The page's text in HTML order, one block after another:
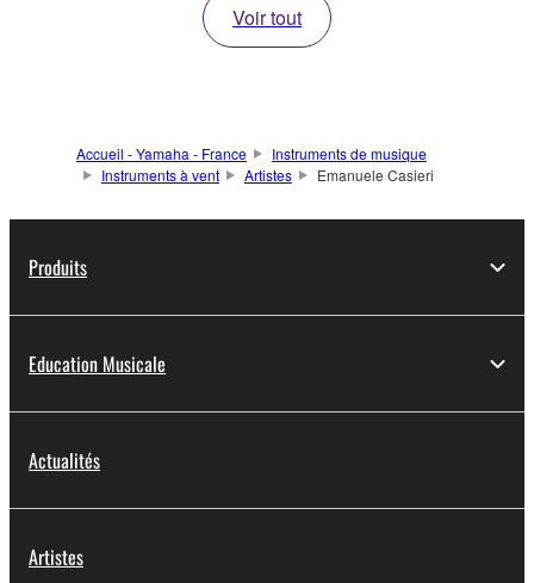
Voir tout
Accueil - Yamaha - France
Instruments de musique
Instruments à vent
Artistes Emanuele Casieri
Produits
Education Musicale
Actualités
Artistes